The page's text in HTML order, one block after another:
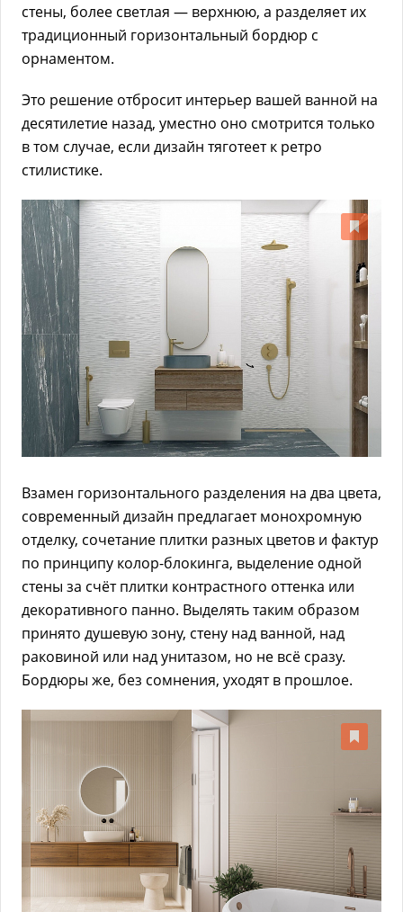
стены, более светлая — верхнюю, а разделяет их
традиционный горизонтальный бордюр с
орнаментом.
Это решение отбросит интерьер вашей ванной на
десятилетие назад, уместно оно смотрится только
в том случае, если дизайн тяготеет к ретро
стилистике.
Взамен горизонтального разделения на два цвета,
современный дизайн предлагает монохромную
отделку, сочетание плитки разных цветов и фактур
по принципу колор-блокинга, выделение одной
стены за счёт плитки контрастного оттенка или
декоративного панно. Выделять таким образом
принято душевую зону, стену над ванной, над
раковиной или над унитазом, но не всё сразу.
Бордюры же, без сомнения, уходят в прошлое.